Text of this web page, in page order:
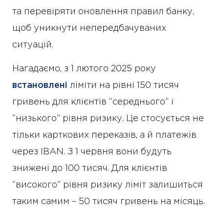
та перевіряти оновлення правил банку,
щоб уникнути непередбачуваних
ситуацій.
Нагадаємо, з 1 лютого 2025 року
встановлені ліміти на рівні 150 тисяч
гривень для клієнтів “середнього” і
“низького” рівня ризику. Це стосується не
тільки карткових переказів, а й платежів
через IBAN. З 1 червня вони будуть
знижені до 100 тисяч. Для клієнтів
“високого” рівня ризику ліміт залишиться
таким самим – 50 тисяч гривень на місяць.